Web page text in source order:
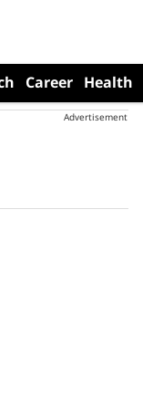
Career Health
Advertisement